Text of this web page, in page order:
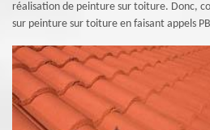
réalisation de peinture sur toiture. Donc,
sur peinture sur toiture en faisant appels